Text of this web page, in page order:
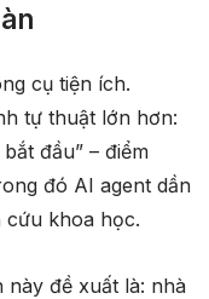
cụ tiện ích.
tự thuật lớn hơn:
đầu” – điểm
đó AI agent dần
cứu khoa học.
này đề xuất là: nhà